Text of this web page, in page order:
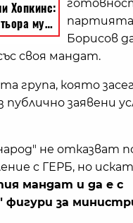
партията
Борисов
своя мандат.
група, която
публично заявени
не отказват
с ГЕРБ, но
мандат и да е с
фигури за